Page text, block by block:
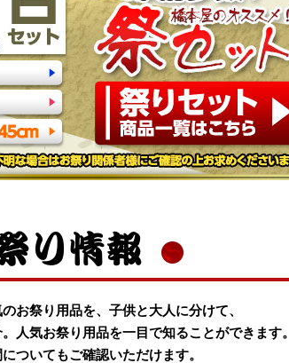
り情報
お祭り用品を、子供と大人に分けて、
人気お祭り用品を一目で知ることができます。
ついてもご確認いただけます。